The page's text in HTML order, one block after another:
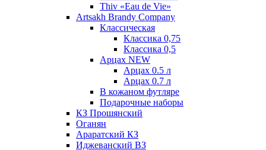
Thiv «Eau de Vie»
Artsakh Brandy Company
Классическая
Классика 0,75
Классика 0,5
Арцах NEW
Арцах 0.5 л
Арцах 0.7 л
В кожаном футляре
Подарочные наборы
КЗ Прошянский
Оганян
Араратский КЗ
Иджеванский ВЗ